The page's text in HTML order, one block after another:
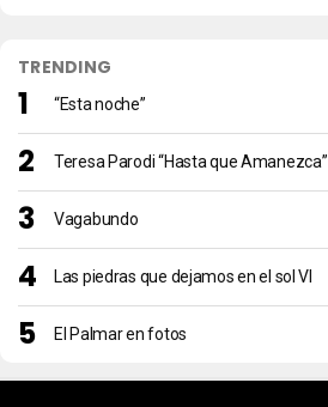
TRENDING
“Esta noche”
Teresa Parodi “Hasta que Amanezca”
Vagabundo
Las piedras que dejamos en el sol VI
El Palmar en fotos